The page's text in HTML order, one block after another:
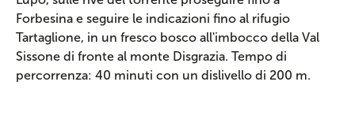
Forbesina e seguire le indicazioni fino al rifugio
Tartaglione, in un fresco bosco all'imbocco della Val
Sissone di fronte al monte Disgrazia. Tempo di
percorrenza: 40 minuti con un dislivello di 200 m.